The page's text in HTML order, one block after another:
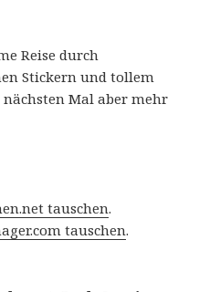
Reise durch
Stickern und tollem
Mal aber mehr
tauschen.
tauschen.